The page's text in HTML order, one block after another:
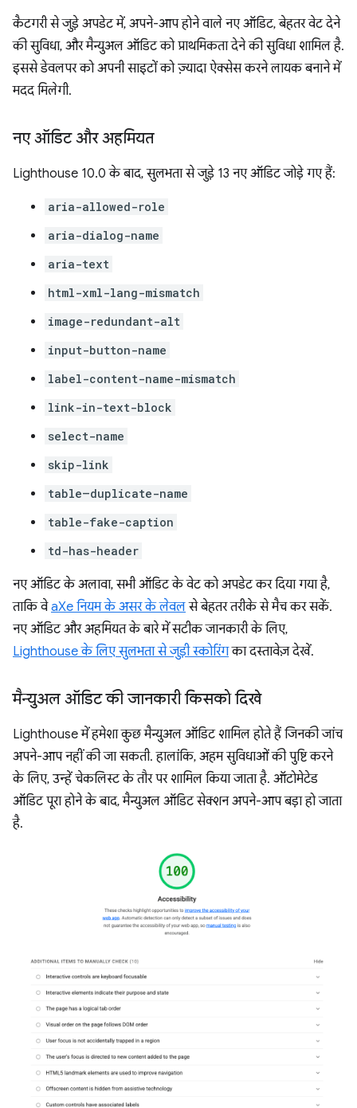
कैटगरी से जुड़े अपडेट में, अपने-आप होने वाले नए ऑडिट, बेहतर वेट देने
की सुविधा, और मैन्युअल ऑडिट को प्राथमिकता देने की सुविधा शामिल है.
इससे डेवलपर को अपनी साइटों को ज़्यादा ऐक्सेस करने लायक बनाने में
मदद मिलेगी.
नए ऑडिट और अहमियत
Lighthouse 10.0 के बाद, सुलभता से जुड़े 13 नए ऑडिट जोड़े गए हैं:
aria-allowed-role
aria-dialog-name
aria-text
html-xml-lang-mismatch
image-redundant-alt
input-button-name
label-content-name-mismatch
link-in-text-block
select-name
skip-link
table–duplicate-name
table-fake-caption
td-has-header
नए ऑडिट के अलावा, सभी ऑडिट के वेट को अपडेट कर दिया गया है,
ताकि वेaXe नियम के असर के लेवलसे बेहतर तरीके से मैच कर सकें.
नए ऑडिट और अहमियत के बारे में सटीक जानकारी के लिए,
Lighthouse के लिए सुलभता से जुड़ी स्कोरिंगका दस्तावेज़ देखें.
मैन्युअल ऑडिट की जानकारी किसको दिखे
Lighthouse में हमेशा कुछ मैन्युअल ऑडिट शामिल होते हैं जिनकी जांच
अपने-आप नहीं की जा सकती. हालांकि, अहम सुविधाओं की पुष्टि करने
के लिए, उन्हें चेकलिस्ट के तौर पर शामिल किया जाता है. ऑटोमेटेड
ऑडिट पूरा होने के बाद, मैन्युअल ऑडिट सेक्शन अपने-आप बड़ा हो जाता
है.